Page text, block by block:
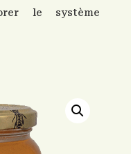
le système